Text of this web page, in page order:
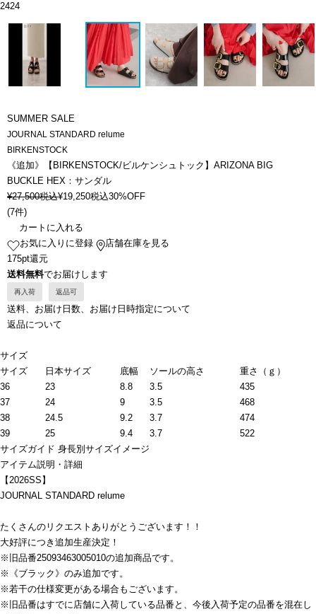
2424
SUMMER SALE
JOURNAL STANDARD relume
BIRKENSTOCK
《追加》【BIRKENSTOCK/ビルケンシュトック】ARIZONA BIG
BUCKLE HEX：サンダル
¥27,500税込¥19,250税込30%OFF
(7件)
カートに入れる
お気に入りに登録
店舗在庫を見る
175pt還元
送料無料でお届けします
再入荷 返品可
送料、お届け日数、お届け日時指定について
返品について
サイズ
サイズ
日本サイズ 底幅 ソールの高さ
重さ（ｇ）
36
23 8.8 3.5
435
37
24 9 3.5
468
38
24.5 9.2 3.7
474
39
25 9.4 3.7
522
サイズガイド 身長別サイズイメージ
アイテム説明・詳細
【2026SS】
JOURNAL STANDARD relume
たくさんのリクエストありがとうございます！！
大好評につき追加生産決定！
※旧品番25093463005010の追加商品です。
※《ブラック》のみ追加です。
※若干の仕様変更がある場合もございます。
※旧品番はすでに店舗に入荷している品番と、今後入荷予定の品番を混在し